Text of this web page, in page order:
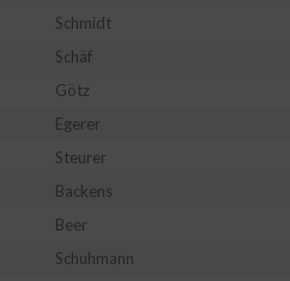
Schmidt
Schäf
Götz
Egerer
Steurer
Backens
Beer
Schuhmann